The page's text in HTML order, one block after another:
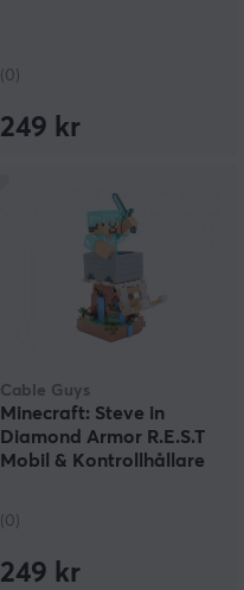
(0)
249 kr
Cable Guys
Minecraft: Steve in
Diamond Armor R.E.S.T
Mobil & Kontrollhållare
(0)
249 kr